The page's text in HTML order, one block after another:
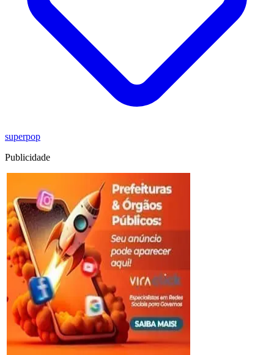
superpop
Publicidade